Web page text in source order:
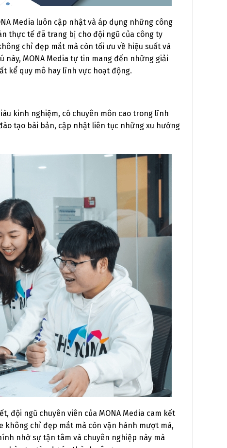
Media luôn cập nhật và áp dụng những công
thực tế đã trang bị cho đội ngũ của công ty
chỉ đẹp mắt mà còn tối ưu về hiệu suất và
MONA Media tự tin mang đến những giải
kể quy mô hay lĩnh vực hoạt động.
kinh nghiệm, có chuyên môn cao trong lĩnh
tạo bài bản, cập nhật liên tục những xu hướng
đội ngũ chuyên viên của MONA Media cam kết
không chỉ đẹp mắt mà còn vận hành mượt mà,
nhờ sự tận tâm và chuyên nghiệp này mà